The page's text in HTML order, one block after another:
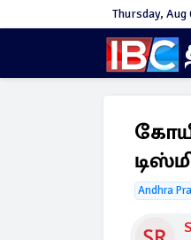
Thursday,
Andhra